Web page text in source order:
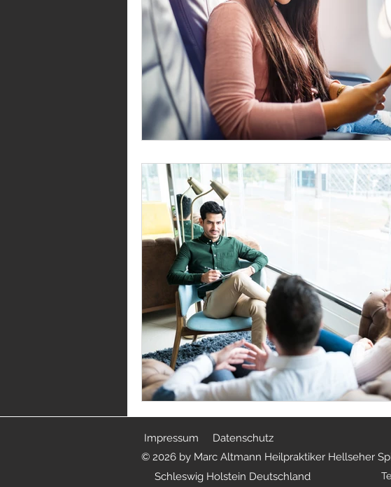
Impressum
Datenschutz
© 2026 by Marc Altmann Heilpraktiker Hellseher
Schleswig Holstein Deutschland